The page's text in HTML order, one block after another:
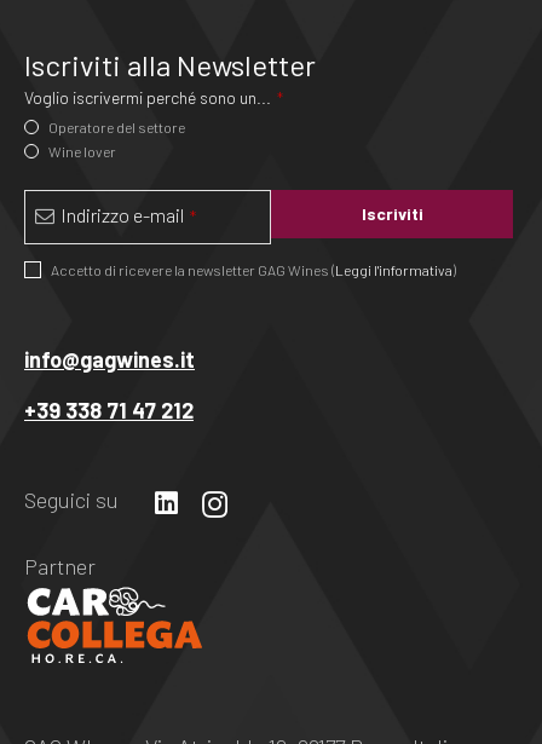
Iscriviti alla Newsletter
Voglio iscrivermi perché sono un... *
Operatore del settore
Wine lover
Indirizzo e-mail * Iscriviti
Accetto di ricevere la newsletter GAG Wines (Leggi l'informativa)
campo
essere
info@gagwines.it
+39 338 71 47 212
Seguici su
Partner